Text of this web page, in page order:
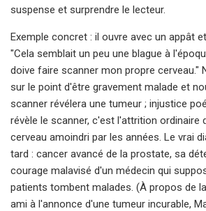
suspense et surprendre le lecteur.
Exemple concret : il ouvre avec un appât
"Cela semblait un peu une blague à
doive faire scanner mon propre cerveau."
sur le point d'être gravement malade et
scanner révélera une tumeur ; injustice
révèle le scanner, c'est l'attrition ordinaire
cerveau amoindri par les années. Le vrai
tard : cancer avancé de la prostate, sa
courage malavisé d'un médecin qui
patients tombent malades. (À propos de
ami à l'annonce d'une tumeur incurable,